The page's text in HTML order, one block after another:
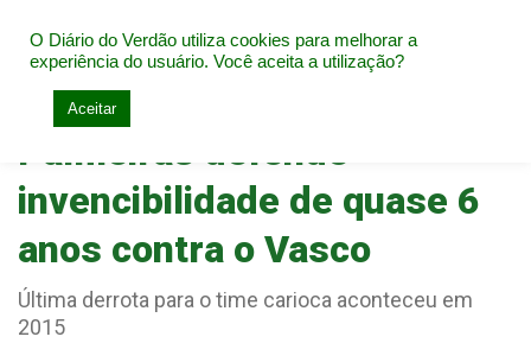
Home Notícias do Palmeiras
Palmeiras defende
invencibilidade de quase 6
anos contra o Vasco
Última derrota para o time carioca aconteceu em
2015
O Diário do Verdão utiliza cookies para melhorar a
experiência do usuário. Você aceita a utilização?
Aceitar